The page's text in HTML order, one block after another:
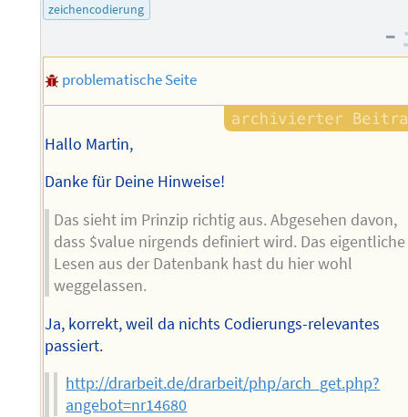
zeichencodierung
–
problematische Seite
Hallo Martin,
Danke für Deine Hinweise!
Das sieht im Prinzip richtig aus. Abgesehen davon,
dass $value nirgends definiert wird. Das eigentliche
Lesen aus der Datenbank hast du hier wohl
weggelassen.
Ja, korrekt, weil da nichts Codierungs-relevantes
passiert.
http://drarbeit.de/drarbeit/php/arch_get.php?
angebot=nr14680